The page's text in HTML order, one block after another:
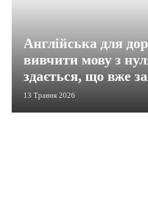
Англійська для
вивчити мову з
здається, що вже
13 Травня 2026